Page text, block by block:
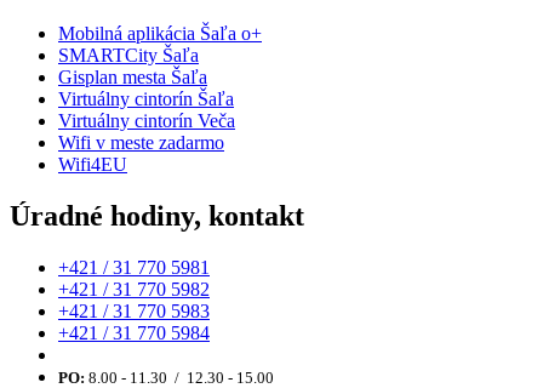
Mobilná aplikácia Šaľa o+
SMARTCity Šaľa
Gisplan mesta Šaľa
Virtuálny cintorín Šaľa
Virtuálny cintorín Veča
Wifi v meste zadarmo
Wifi4EU
Úradné hodiny, kontakt
+421 / 31 770 5981
+421 / 31 770 5982
+421 / 31 770 5983
+421 / 31 770 5984
PO: 8.00 - 11.30 / 12.30 - 15.00